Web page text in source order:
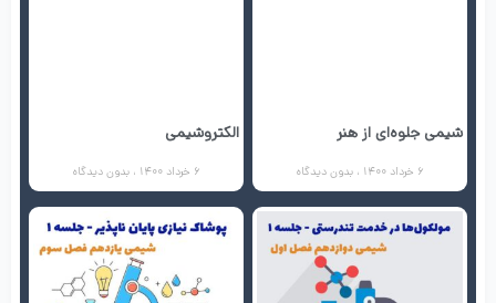
شیمی جلوه‌ای از هنر
6 خرداد 1400 بدون دیدگاه
الکتروشیمی
6 خرداد 1400 بدون دیدگاه